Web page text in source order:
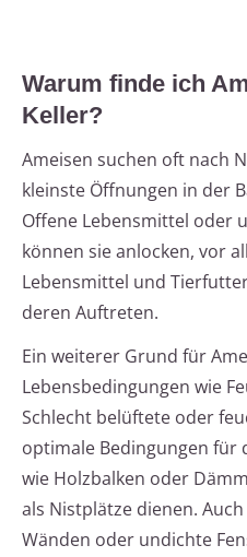
Warum finde ich
Keller?
Ameisen suchen oft nach
kleinste Öffnungen in der
Offene Lebensmittel oder
können sie anlocken, vor
Lebensmittel und
deren Auftreten.
Ein weiterer Grund für
Lebensbedingungen wie
Schlecht belüftete oder
optimale Bedingungen für
wie Holzbalken oder
als Nistplätze dienen.
Wänden oder undichte